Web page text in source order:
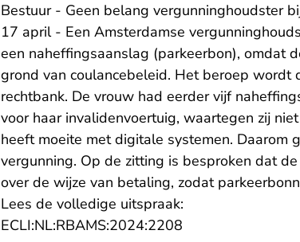
Bestuur - Geen belang vergunninghoudster
17 april - Een Amsterdamse
een naheffingsaanslag (parkeerbon), omdat
grond van coulancebeleid. Het beroep
rechtbank. De vrouw had eerder vijf
voor haar invalidenvoertuig, waartegen zij
heeft moeite met digitale systemen. Daarom
vergunning. Op de zitting is besproken dat
over de wijze van betaling, zodat
Lees de volledige uitspraak:
ECLI:NL:RBAMS:2024:2208